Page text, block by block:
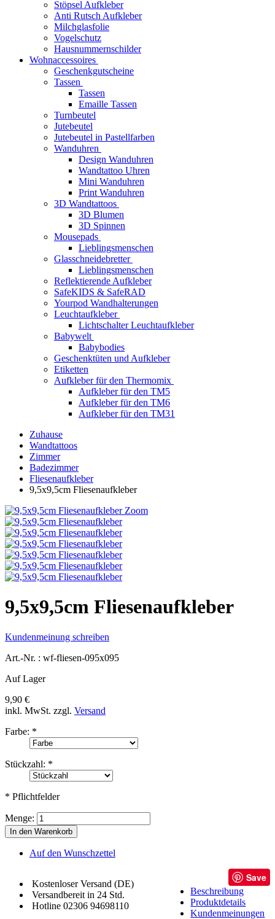
Stöpsel Aufkleber
Anti Rutsch Aufkleber
Milchglasfolie
Vogelschutz
Hausnummernschilder
Wohnaccessoires
Geschenkgutscheine
Tassen
Tassen
Emaille Tassen
Turnbeutel
Jutebeutel
Jutebeutel in Pastellfarben
Wanduhren
Design Wanduhren
Wandtattoo Uhren
Mini Wanduhren
Print Wanduhren
3D Wandtattoos
3D Blumen
3D Spinnen
Mousepads
Lieblingsmenschen
Glasschneidebretter
Lieblingsmenschen
Reflektierende Aufkleber
SafeKIDS & SafeRAD
Yourpod Wandhalterungen
Leuchtaufkleber
Lichtschalter Leuchtaufkleber
Babywelt
Babybodies
Geschenktüten und Aufkleber
Etiketten
Aufkleber für den Thermomix
Aufkleber für den TM5
Aufkleber für den TM6
Aufkleber für den TM31
Zuhause
Wandtattoos
Zimmer
Badezimmer
Fliesenaufkleber
9,5x9,5cm Fliesenaufkleber
Zoom
9,5x9,5cm Fliesenaufkleber
Kundenmeinung schreiben
Art.-Nr. : wf-fliesen-095x095
Auf Lager
9,90 €
inkl. MwSt. zzgl. Versand
Farbe: *
Stückzahl: *
* Pflichtfelder
Menge:
In den Warenkorb
Auf den Wunschzettel
Kostenloser Versand (DE)
Versandbereit in 24 Std.
Hotline 02306 94698110
Save
Beschreibung
Produktdetails
Kundenmeinungen